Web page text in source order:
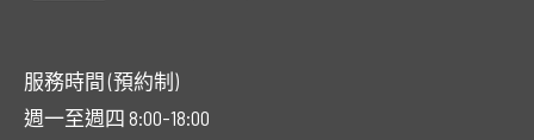
服務時間 (預約制)
週一至週四 8:00-18:00